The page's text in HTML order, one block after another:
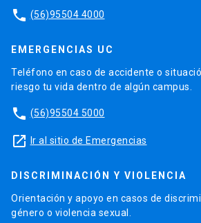
phone (56)95504 4000
EMERGENCIAS UC
Teléfono en caso de accidente o
riesgo tu vida dentro de algún campus.
phone (56)95504 5000
launch Ir al sitio de Emergencias
DISCRIMINACIÓN Y VIOLENCIA
Orientación y apoyo en casos de
género o violencia sexual.